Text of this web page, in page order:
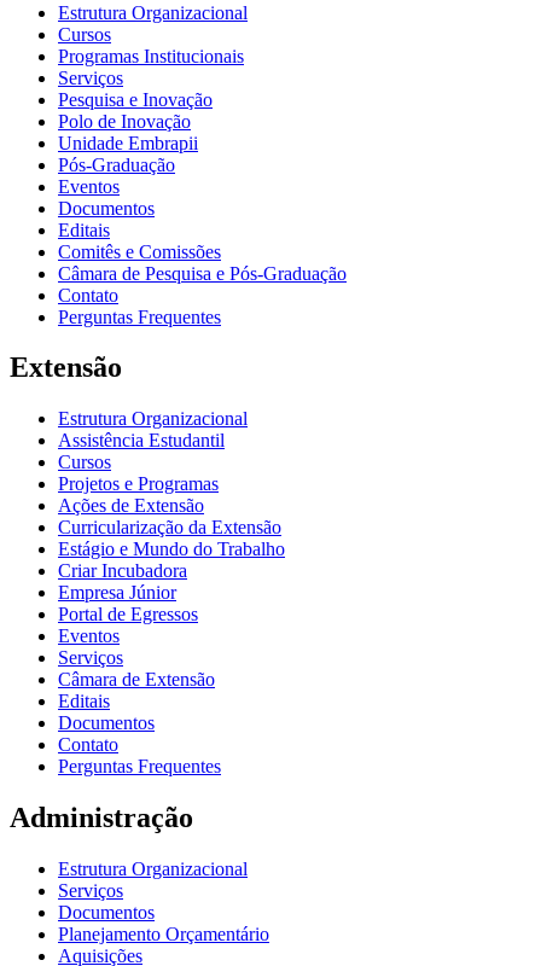
Estrutura Organizacional
Cursos
Programas Institucionais
Serviços
Pesquisa e Inovação
Polo de Inovação
Unidade Embrapii
Pós-Graduação
Eventos
Documentos
Editais
Comitês e Comissões
Câmara de Pesquisa e Pós-Graduação
Contato
Perguntas Frequentes
Extensão
Estrutura Organizacional
Assistência Estudantil
Cursos
Projetos e Programas
Ações de Extensão
Curricularização da Extensão
Estágio e Mundo do Trabalho
Criar Incubadora
Empresa Júnior
Portal de Egressos
Eventos
Serviços
Câmara de Extensão
Editais
Documentos
Contato
Perguntas Frequentes
Administração
Estrutura Organizacional
Serviços
Documentos
Planejamento Orçamentário
Aquisições